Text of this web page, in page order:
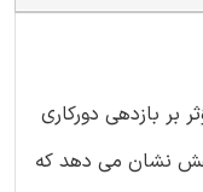
بر بازدهی دورکاری
نشان می دهد که